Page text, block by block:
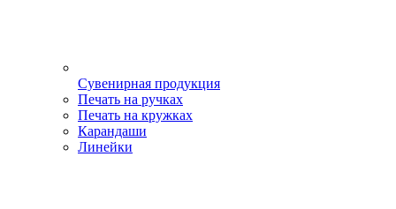
Сувенирная продукция
Печать на ручках
Печать на кружках
Карандаши
Линейки